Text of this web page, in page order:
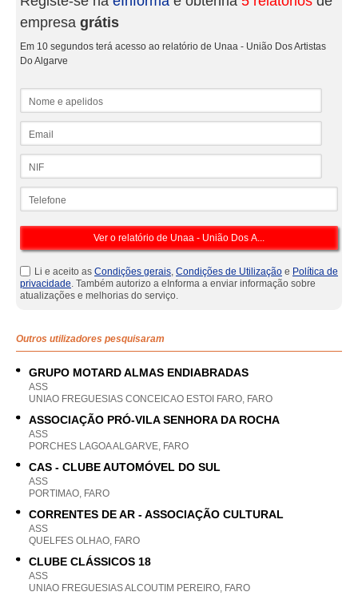
empresa grátis
Em 10 segundos terá acesso ao relatório de Unaa - União Dos Artistas
Do Algarve
Li e aceito as Condições gerais, Condições de Utilização e Política de
privacidade. Também autorizo a eInforma a enviar informação sobre
atualizações e melhorias do serviço.
Outros utilizadores pesquisaram
GRUPO MOTARD ALMAS ENDIABRADAS
ASS
UNIAO FREGUESIAS CONCEICAO ESTOI FARO, FARO
ASSOCIAÇÃO PRÓ-VILA SENHORA DA ROCHA
ASS
PORCHES LAGOA ALGARVE, FARO
CAS - CLUBE AUTOMÓVEL DO SUL
ASS
PORTIMAO, FARO
CORRENTES DE AR - ASSOCIAÇÃO CULTURAL
ASS
QUELFES OLHAO, FARO
CLUBE CLÁSSICOS 18
ASS
UNIAO FREGUESIAS ALCOUTIM PEREIRO, FARO